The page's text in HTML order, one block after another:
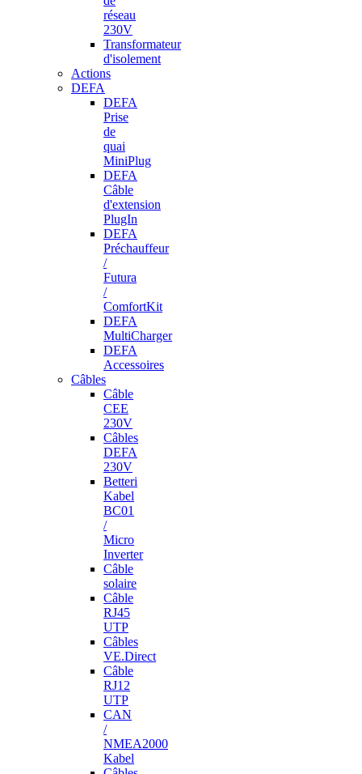
réseau
230V
Transformateur
d'isolement
Actions
DEFA
DEFA
Prise
de
quai
MiniPlug
DEFA
Câble
d'extension
PlugIn
DEFA
Préchauffeur
/
Futura
/
ComfortKit
DEFA
MultiCharger
DEFA
Accessoires
Câbles
Câble
CEE
230V
Câbles
DEFA
230V
Betteri
Kabel
BC01
/
Micro
Inverter
Câble
solaire
Câble
RJ45
UTP
Câbles
VE.Direct
Câble
RJ12
UTP
CAN
/
NMEA2000
Kabel